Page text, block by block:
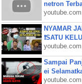
netron
youtube.com
NYAMAR
❗SATU
youtube.com
Sampai
ei
youtube.com